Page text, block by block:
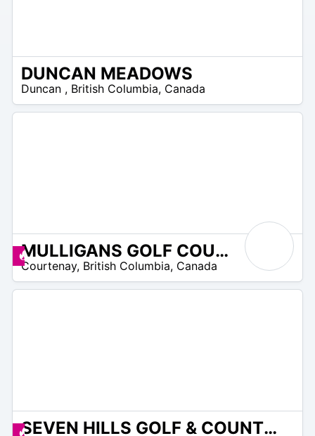
DUNCAN MEADOWS
Duncan , British Columbia, Canada
Angebote zur Verfügung MULLIGANS GOLF COURSE
Courtenay, British Columbia, Canada
Angebote zur Verfügung SEVEN HILLS GOLF & COUNTRY CLUB